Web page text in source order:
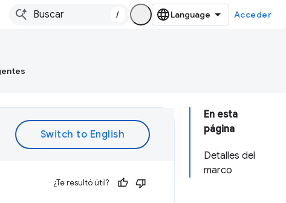
/ Acceder
En esta
página
Detalles del
marco
¿Te resultó útil?